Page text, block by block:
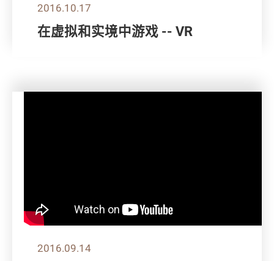
2016.10.17
在虚拟和实境中游戏 -- VR
2016.09.14